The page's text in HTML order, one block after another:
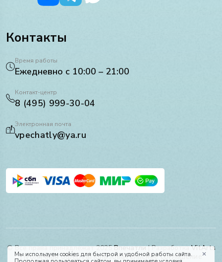
Контакты
Время работы
Ежедневно с 10:00 – 21:00
Контакт-центр
8 (495) 999-30-04
Электронная почта
vpechatly@ya.ru
© Все права принадлежат 2025Впечатли| РазработкаVitArts
Публичная офертаПользовательское соглашение
Мы используем cookies для быстрой и удобной работы сайта.
✕